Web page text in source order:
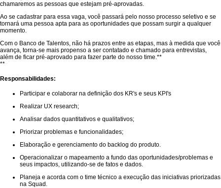
chamaremos as pessoas que estejam pré-aprovadas.
Ao se cadastrar para essa vaga, você passará pelo nosso processo seletivo e se
tornará uma pessoa apta para as oportunidades que possam surgir a qualquer
momento.
Com o Banco de Talentos, não há prazos entre as etapas, mas à medida que você
avança, torna-se mais propenso a ser contatado e chamado para entrevistas,
além de ficar pré-aprovado para fazer parte do nosso time.**
**
Responsabilidades:
Participar e colaborar na definição dos KR's e seus KPI's
Realizar UX research;
Analisar dados quantitativos e qualitativos;
Priorizar problemas e funcionalidades;
Elaboração e gerenciamento do backlog do produto.
Operacionalizar o mapeamento a fundo das oportunidades/problemas e
seus impactos, utilizando-se de fatos e dados.
Planeja e acorda com o time técnico a execução das iniciativas priorizadas
na Squad.